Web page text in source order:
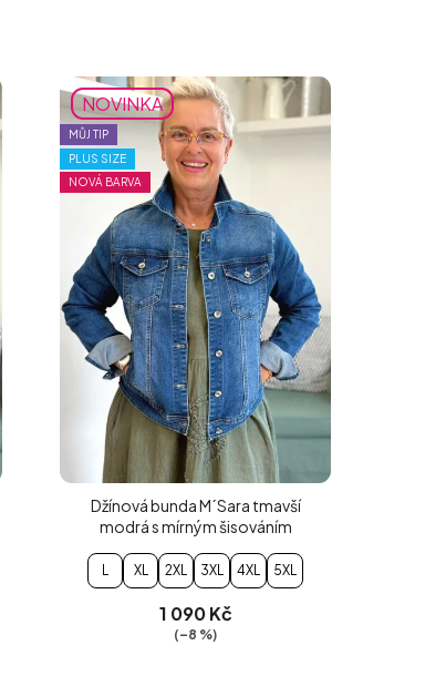
NOVINKA
MŮJ TIP
PLUS SIZE
NOVÁ BARVA
Džínová bunda M´Sara tmavší
modrá s mírným šisováním
XL 2XL 3XL 4XL 5XL
1 090 Kč
(–8 %)